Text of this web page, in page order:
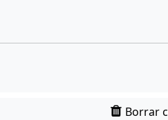
Borrar